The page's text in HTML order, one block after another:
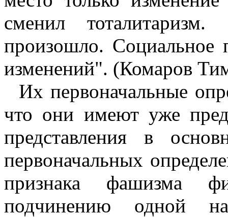
сменил тоталитаризм.
произошло. Социальное
изменений". (Комаров
Их первоначальные
что они имеют уже
представления в
первоначальных
признака фашизма
подчинению одной